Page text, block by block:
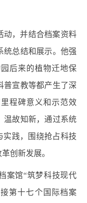
动，并结合档案资料
统总结和展示。他强
后来的植物迁地保
普宣教等都产生了深
程碑意义和示范效
温故知新，通过系统
实践，围绕抢占科技
创新发展。
案馆“筑梦科技现代
第十七个国际档案